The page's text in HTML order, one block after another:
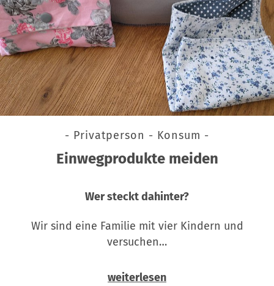
- Privatperson - Konsum -
Einwegprodukte meiden
Wer steckt dahinter?
Wir sind eine Familie mit vier Kindern und
versuchen…
weiterlesen